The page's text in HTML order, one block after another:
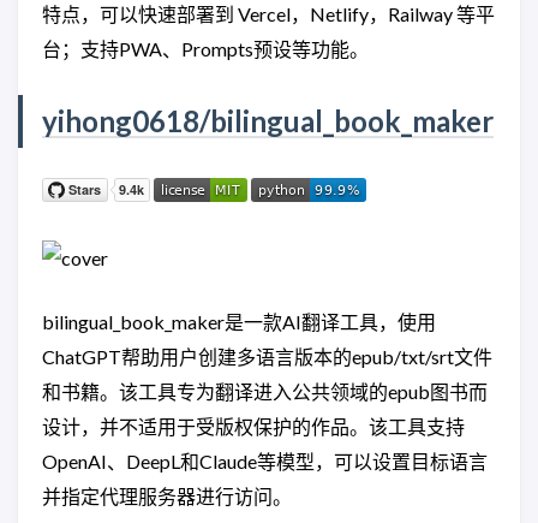
特点，可以快速部署到 Vercel，Netlify，Railway 等平
台；支持PWA、Prompts预设等功能。
yihong0618/bilingual_book_maker
bilingual_book_maker是一款AI翻译工具，使用
ChatGPT帮助用户创建多语言版本的epub/txt/srt文件
和书籍。该工具专为翻译进入公共领域的epub图书而
设计，并不适用于受版权保护的作品。该工具支持
OpenAI、DeepL和Claude等模型，可以设置目标语言
并指定代理服务器进行访问。